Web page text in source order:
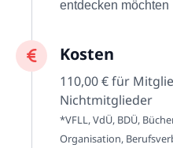
entdecken möchten
Kosten
110,00 € für
Nichtmitglieder
*VFLL, VdÜ, BDÜ,
Organisation,